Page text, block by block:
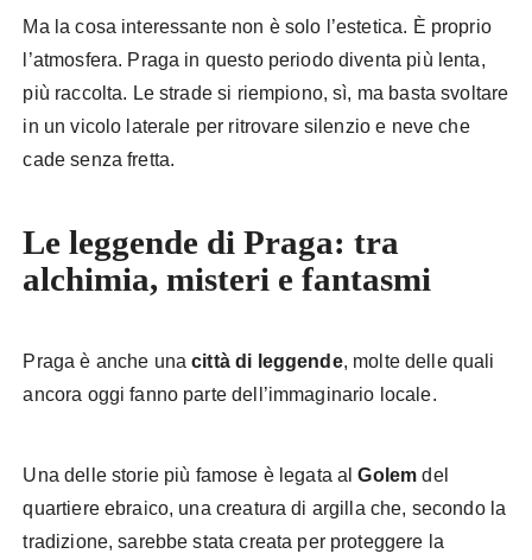
Ma la cosa interessante non è solo l’estetica. È proprio
l’atmosfera. Praga in questo periodo diventa più lenta,
più raccolta. Le strade si riempiono, sì, ma basta svoltare
in un vicolo laterale per ritrovare silenzio e neve che
cade senza fretta.
Le leggende di Praga: tra
alchimia, misteri e fantasmi
Praga è anche unacittà di leggende, molte delle quali
ancora oggi fanno parte dell’immaginario locale.
Una delle storie più famose è legata alGolem del
quartiere ebraico, una creatura di argilla che, secondo la
tradizione, sarebbe stata creata per proteggere la